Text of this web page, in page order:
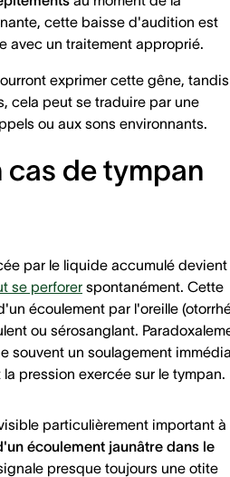
cette baisse d'audition est
avec un traitement approprié.
exprimer cette gêne, tandis
cela peut se traduire par une
ou aux sons environnants.
cas de tympan
par le liquide accumulé devient
se perforer spontanément. Cette
écoulement par l'oreille
ou sérosanglant.
souvent un soulagement
pression exercée sur le tympan.
particulièrement important à
écoulement jaunâtre dans le
presque toujours une otite